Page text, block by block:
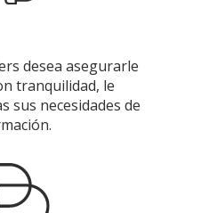
desea asegurarle
tranquilidad, le
sus necesidades de